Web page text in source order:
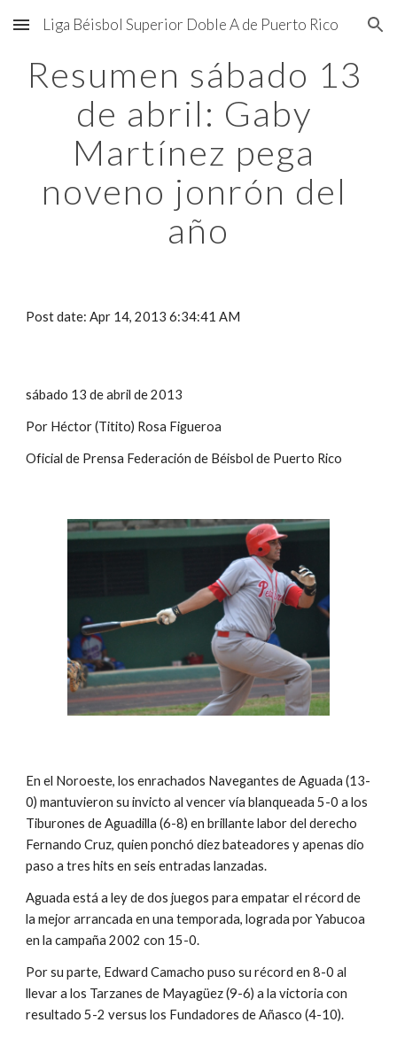
Skip to main content Skip to navigation
Liga Béisbol Superior Doble A de Puerto Rico
Resumen sábado 13
de abril: Gaby
Martínez pega
noveno jonrón del
año
Post date: Apr 14, 2013 6:34:41 AM
sábado 13 de abril de 2013
Por Héctor (Titito) Rosa Figueroa
Oficial de Prensa Federación de Béisbol de Puerto Rico
En el Noroeste, los enrachados Navegantes de Aguada (13-
0) mantuvieron su invicto al vencer vía blanqueada 5-0 a los
Tiburones de Aguadilla (6-8) en brillante labor del derecho
Fernando Cruz, quien ponchó diez bateadores y apenas dio
paso a tres hits en seis entradas lanzadas.
Aguada está a ley de dos juegos para empatar el récord de
la mejor arrancada en una temporada, lograda por Yabucoa
en la campaña 2002 con 15-0.
Por su parte, Edward Camacho puso su récord en 8-0 al
llevar a los Tarzanes de Mayagüez (9-6) a la victoria con
resultado 5-2 versus los Fundadores de Añasco (4-10).